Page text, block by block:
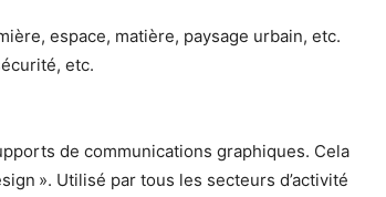
espace, matière, paysage urbain, etc.
etc.
de communications graphiques. Cela
». Utilisé par tous les secteurs d’activité